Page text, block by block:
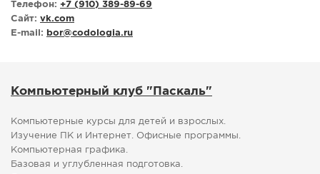
Телефон: +7 (910) 389-89-69
Сайт: vk.com
E-mail:
bor@codologia.ru
Компьютерный клуб "Паскаль"
Компьютерные курсы для детей и взрослых.
Изучение ПК и Интернет. Офисные программы.
Компьютерная графика.
Базовая и углубленная подготовка.